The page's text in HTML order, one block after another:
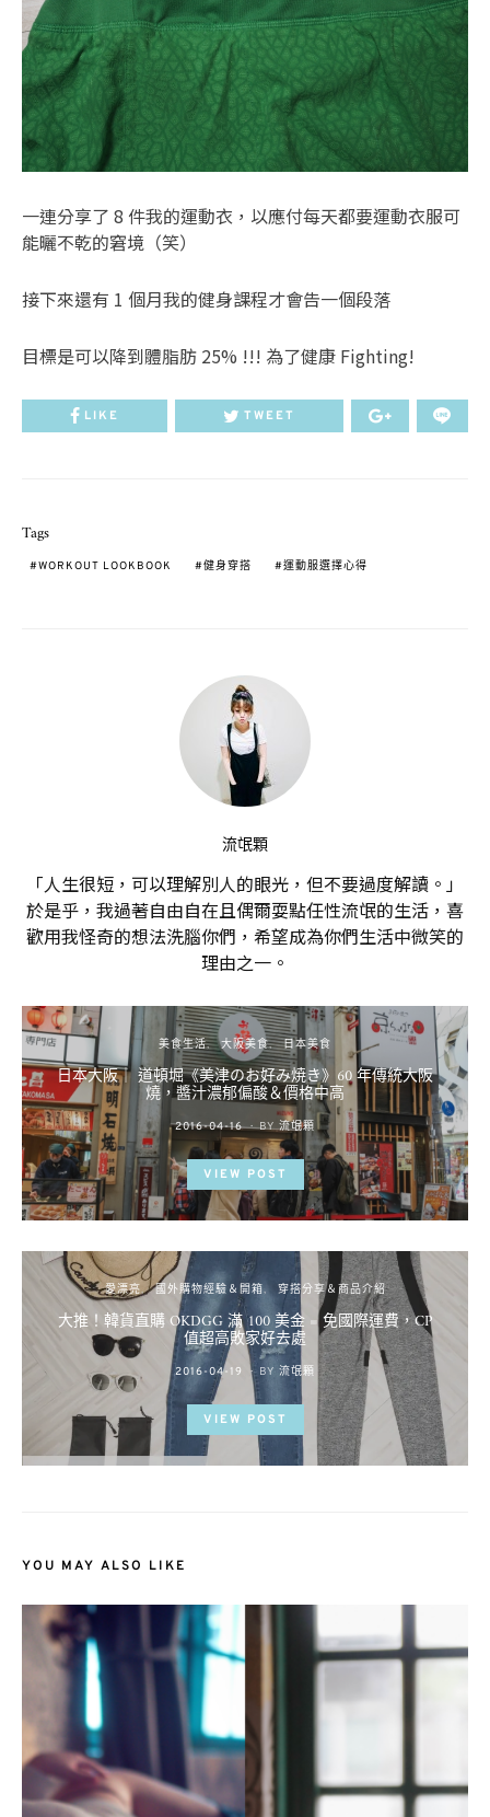
一連分享了 8 件我的運動衣，以應付每天都要運動衣服可
能曬不乾的窘境（笑）
接下來還有 1 個月我的健身課程才會告一個段落
目標是可以降到體脂肪 25% !!! 為了健康 Fighting!
LIKE TWEET
Tags
WORKOUT LOOKBOOK 健身穿搭 運動服選擇心得
流氓顆
「人生很短，可以理解別人的眼光，但不要過度解讀。」
於是乎，我過著自由自在且偶爾耍點任性流氓的生活，喜
歡用我怪奇的想法洗腦你們，希望成為你們生活中微笑的
理由之一。
美食生活 大阪美食 日本美食
日本大阪｜ 道頓堀《美津のお好み焼き》60 年傳統大阪
燒，醬汁濃郁偏酸＆價格中高
POSTED
ON
2016-04-16 BY 流氓顆
VIEW POST
愛漂亮 國外購物經驗＆開箱 穿搭分享＆商品介紹
大推！韓貨直購 OKDGG 滿 100 美金 = 免國際運費，CP
值超高敗家好去處
POSTED
ON
2016-04-19 BY 流氓顆
VIEW POST
YOU MAY ALSO LIKE